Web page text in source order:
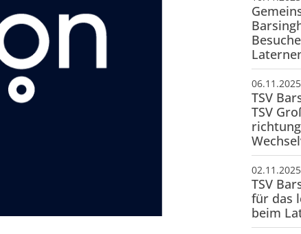
06.11.2025
TSV
TSV
02.11.2025
TSV
für das
beim